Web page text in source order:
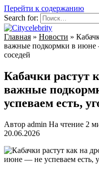
Перейти к содержанию
Search for:
Главная » Новости »
важные подкормки в июне
соседей
Кабачки растут
важные
успеваем есть,
Автор admin На чтение 2
20.06.2026